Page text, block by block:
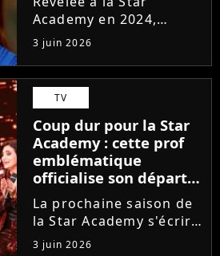
Academy en 2024,
Marguerite officialise
l'arrivée pour l'automne
de son premier album
Guérir. En parallèle, la
chanteuse et
comédienne rejoindra
Laura Felpin, Harpo...
3 juin 2026
TV
Coup dur pour la Star
Academy : cette prof
emblématique
officialise son départ,
"Ça devenait assez
compliqué"
La prochaine saison de
la Star Academy s'écrira
avec une nouvelle
3 juin 2026